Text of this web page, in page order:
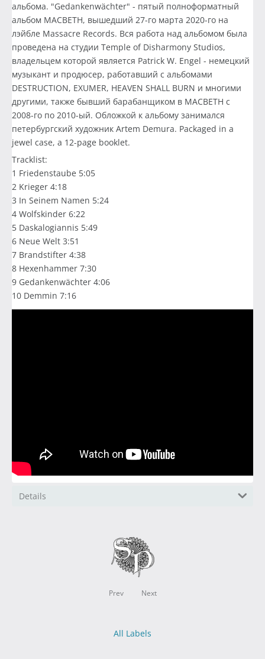
альбома. "Gedankenwächter" - пятый полноформатный
альбом MACBETH, вышедший 27-го марта 2020-го на
лэйбле Massacre Records. Вся работа над альбомом была
проведена на студии Temple of Disharmony Studios,
владельцем которой является Patrick W. Engel - немецкий
музыкант и продюсер, работавший с альбомами
DESTRUCTION, EXUMER, HEAVEN SHALL BURN и многими
другими, также бывший барабанщиком в MACBETH с
2008-го по 2010-ый. Обложкой к альбому занимался
петербургский художник Artem Demura. Packaged in a
jewel case, a 12-page booklet.
Tracklist:
1 Friedenstaube 5:05
2 Krieger 4:18
3 In Seinem Namen 5:24
4 Wolfskinder 6:22
5 Daskalogiannis 5:49
6 Neue Welt 3:51
7 Brandstifter 4:38
8 Hexenhammer 7:30
9 Gedankenwächter 4:06
10 Demmin 7:16
Details
Prev Next
All Labels